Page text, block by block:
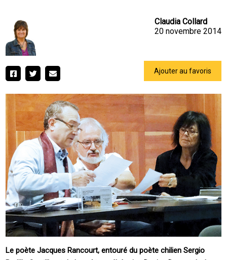
Claudia Collard
20 novembre 2014
Ajouter au favoris
Le poète Jacques Rancourt, entouré du poète chilien Sergio